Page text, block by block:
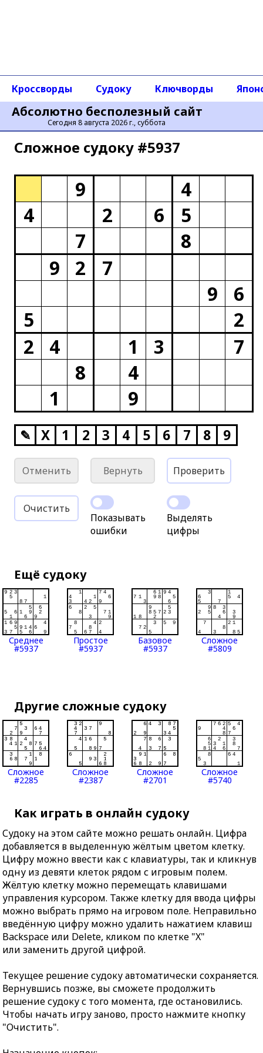
Абсолютно бесполезный сайт
Сегодня 8 августа 2026 г., суббота
Кроссворды Судоку Ключворды
Сложное cудоку #5937
9
4
4
2 6
5
7
8
9
2
7
9
6
5
2
2
4 1 3
7
8
4
1
9
✎ X 1 2 3 4 5 6 7 8 9
Отменить Вернуть Проверить
Очистить
Показывать
ошибки
Выделять
цифры
Ещё судоку
Среднее
#5937
Простое
#5937
Базовое
#5937
Сложное
#5809
Другие сложные судоку
Сложное
#2285
Сложное
#2387
Сложное
#2701
Сложное
#5740
Как играть в онлайн судоку
Судоку на этом сайте можно решать онлайн. Цифра
добавляется в выделенную жёлтым цветом клетку.
Цифру можно ввести как с клавиатуры, так и кликнув
одну из девяти клеток рядом с игровым полем.
Жёлтую клетку можно перемещать клавишами
управления курсором. Также клетку для ввода цифры
можно выбрать прямо на игровом поле. Неправильно
введённую цифру можно удалить нажатием клавиш
Backspace или Delete, кликом по клетке "X"
или заменить другой цифрой.
Текущее решение судоку автоматически сохраняется.
Вернувшись позже, вы сможете продолжить
решение судоку с того момента, где остановились.
Чтобы начать игру заново, просто нажмите кнопку
"Очистить".